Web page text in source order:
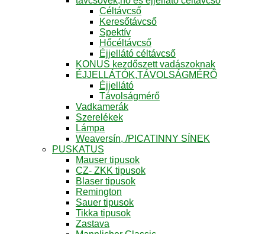
Céltávcső
Keresőtávcső
Spektív
Hőcéltávcső
Éjjellátó céltávcső
KONUS kezdőszett vadászoknak
ÉJJELLÁTÓK,TÁVOLSÁGMÉRŐ
Éjjellátó
Távolságmérő
Vadkamerák
Szerelékek
Lámpa
Weaversín, /PICATINNY SÍNEK
PUSKATUS
Mauser tipusok
CZ- ZKK tipusok
Blaser tipusok
Remington
Sauer tipusok
Tikka tipusok
Zastava